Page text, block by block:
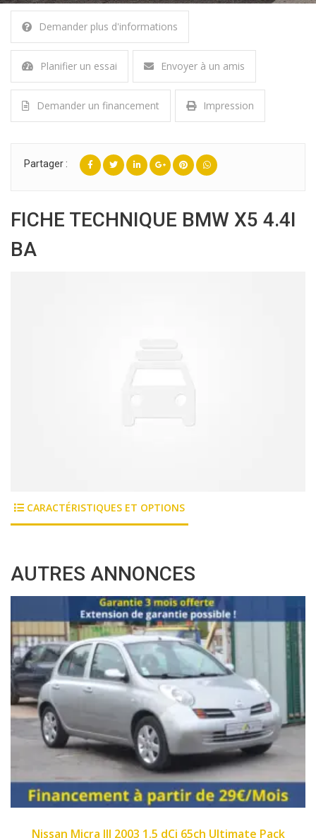
Demander plus d'informations
Planifier un essai Envoyer à un amis
Demander un financement Impression
Partager :
FICHE TECHNIQUE BMW X5 4.4I
BA
CARACTÉRISTIQUES ET OPTIONS
AUTRES ANNONCES
Micra III 2003 1.5 dCi 65ch Ultimate Pack